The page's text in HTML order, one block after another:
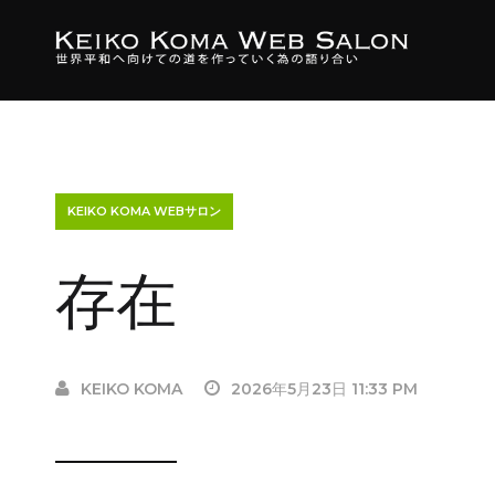
KEIKO KOMA WEBサロン
存在
KEIKO KOMA 2026年5月23日 11:33 PM